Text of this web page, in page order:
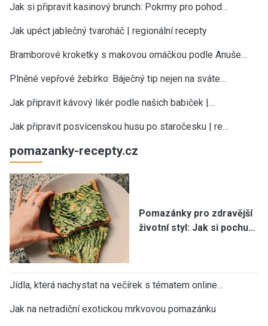
Jak si připravit kasinový brunch: Pokrmy pro pohod…
Jak upéct jablečný tvaroháč | regionální recepty
Bramborové kroketky s makovou omáčkou podle Anuše…
Plněné vepřové žebírko: Báječný tip nejen na sváte…
Jak připravit kávový likér podle našich babiček |…
Jak připravit posvícenskou husu po staročesku | re…
pomazanky-recepty.cz
Pomazánky pro zdravější
životní styl: Jak si pochu…
Jídla, která nachystat na večírek s tématem online…
Jak na netradiční exotickou mrkvovou pomazánku